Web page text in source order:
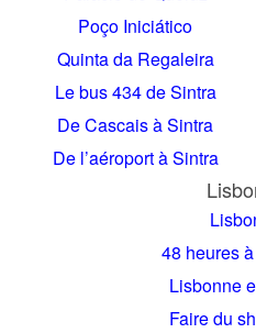
Poço Iniciático
Quinta da Regaleira
Le bus 434 de Sintra
De Cascais à Sintra
De l’aéroport à Sintra
48 heures
Lisbonne
Faire du